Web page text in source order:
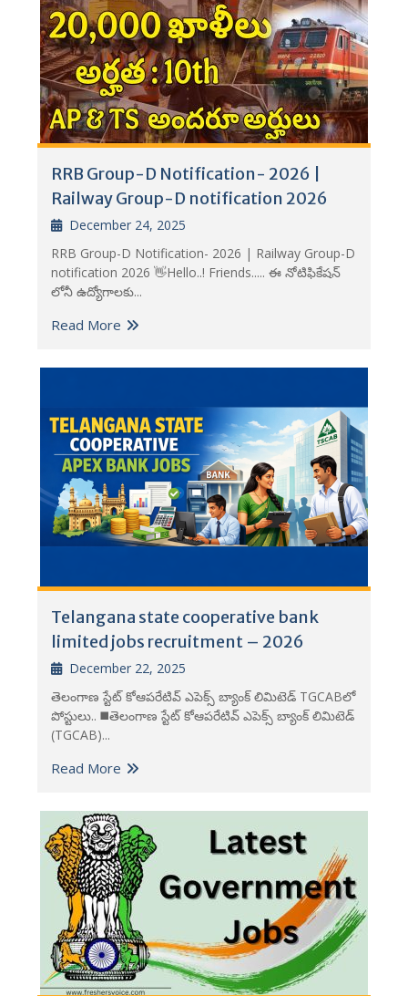
RRB Group-D Notification- 2026 |
Railway Group-D notification 2026
December 24, 2025
RRB Group-D Notification- 2026 | Railway Group-D
notification 2026 👋Hello..! Friends..... ఈ నోటిఫికేషన్
లోనీ ఉద్యోగాలకు...
Read More
Telangana state cooperative bank
limited jobs recruitment – 2026
December 22, 2025
తెలంగాణ స్టేట్ కోఆపరేటివ్ ఎపెక్స్ బ్యాంక్ లిమిటెడ్ TGCABలో
పోస్టులు.. ◼️తెలంగాణ స్టేట్ కోఆపరేటివ్ ఎపెక్స్ బ్యాంక్ లిమిటెడ్
(TGCAB)...
Read More